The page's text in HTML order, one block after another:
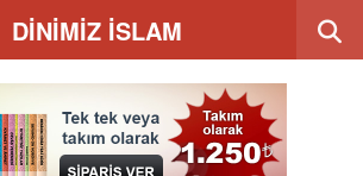
DİNİMİZ İSLAM